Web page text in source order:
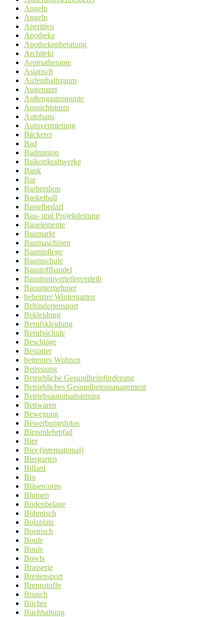
Angeln
Angeln
Aperitivo
Apotheke
Apothekenberatung
Architekt
Aromatherapie
Asiatisch
Aufenthaltsraum
Augenarzt
Außengastronomie
Aussichtsturm
Autohaus
Autovermietung
Bäckerei
Bad
Badminton
Balkonkraftwerke
Bank
Bar
Barbershop
Basketball
Bastelbedarf
Bau- und Projektleitung
Bauelemente
Baumarkt
Baumaschinen
Baumpflege
Baumschule
Baustoffhandel
Baustromverteilerverleih
Bauunternehmer
beheizter Wintergarten
Behindertensport
Bekleidung
Berufskleidung
Berufsschule
Beschläge
Bestatter
betreutes Wohnen
Betreuung
Betriebliche Gesundheitsförderung
Betriebliches Gesundheitsmanagement
Betriebsautomatisierung
Bettwaren
Bewegung
Bewerbungsfotos
Bienenlehrpfad
Bier
Bier (international)
Biergarten
Billard
Bio
Bläsercorps
Blumen
Bodenbeläge
Böhmisch
Bolzplatz
Bosnisch
Boule
Boule
Bowls
Brasserie
Breitensport
Brennstoffe
Brunch
Bücher
Buchhaltung